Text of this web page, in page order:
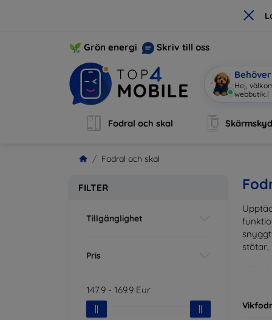
×
Grön energi Skriv till oss
Hej,
webbutik. |
Fodral och skal
Fodral och skal
FILTER
Tillgänglighet
Pris
147.9 - 169.9 Eur
stötar,
inte
eller